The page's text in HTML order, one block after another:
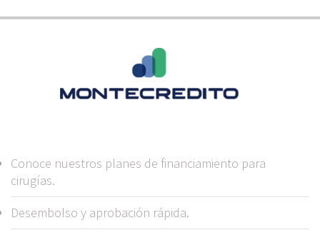
Conoce nuestros planes de financiamiento para
cirugías.
Desembolso y aprobación rápida.